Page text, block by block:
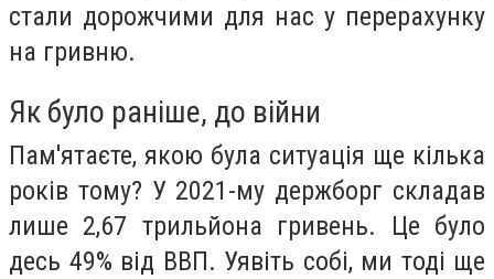
стали дорожчими для нас у перерахунку
на гривню.
Як було раніше, до війни
Пам'ятаєте, якою була ситуація ще кілька
років тому? У 2021-му держборг складав
лише 2,67 трильйона гривень. Це було
десь 49% від ВВП. Уявіть собі, ми тоді ще